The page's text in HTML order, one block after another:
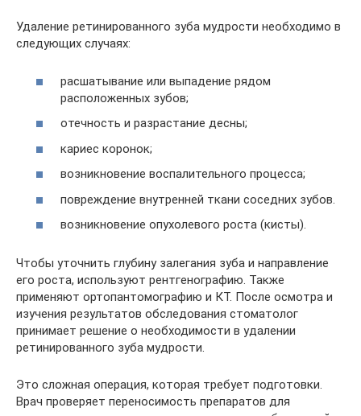
Удаление ретинированного зуба мудрости необходимо в
следующих случаях:
расшатывание или выпадение рядом
расположенных зубов;
отечность и разрастание десны;
кариес коронок;
возникновение воспалительного процесса;
повреждение внутренней ткани соседних зубов.
возникновение опухолевого роста (кисты).
Чтобы уточнить глубину залегания зуба и направление
его роста, используют рентгенографию. Также
применяют ортопантомографию и КТ. После осмотра и
изучения результатов обследования стоматолог
принимает решение о необходимости в удалении
ретинированного зуба мудрости.
Это сложная операция, которая требует подготовки.
Врач проверяет переносимость препаратов для